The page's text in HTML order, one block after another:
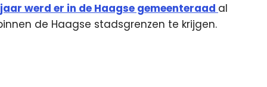
werd er in de Haagse gemeenteraad al
de Haagse stadsgrenzen te krijgen.